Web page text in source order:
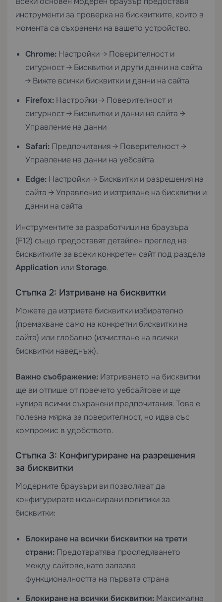
инструменти за проверка на бисквитките, които в
момента са съхранени на вашето устройство.
Chrome: Настройки → Поверителност и
сигурност → Бисквитки и други данни на сайта
→ Вижте всички бисквитки и данни на сайта
Firefox: Настройки → Поверителност и
сигурност → Бисквитки и данни на сайта →
Управление на данни
Safari: Предпочитания → Поверителност →
Управление на данни на уебсайта
Edge: Настройки → Бисквитки и разрешения на
сайта → Управление и изтриване на бисквитки и
данни на сайта
Инструментите за разработчици на браузъра
(F12) също предоставят детайлен преглед на
бисквитките за всеки конкретен сайт под раздела
Application или Storage.
Стъпка 2: Изтриване на бисквитки
Можете да изтриете бисквитки избирателно
(премахване само на конкретни бисквитки на
сайта) или глобално (изчистване на всички
бисквитки наведнъж).
Важно съображение: Изтриването на бисквитки
ще ви отпише от повечето уебсайтове и ще
нулира всички съхранени предпочитания. Това е
полезна мярка за поверителност, но идва със
компромис в удобството.
Стъпка 3: Конфигуриране на разрешения
за бисквитки
Модерните браузъри ви позволяват да
конфигурирате нюансирани политики за
бисквитки:
Блокиране на всички бисквитки на трети
страни: Предотвратява проследяването
между сайтове, като запазва
функционалността на първата страна
Блокиране на всички бисквитки: Максимална